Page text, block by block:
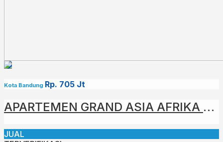
Kota Bandung Rp. 705 Jt
APARTEMEN GRAND ASIA AFRIKA RESIDENCE BANDUNG
JUAL